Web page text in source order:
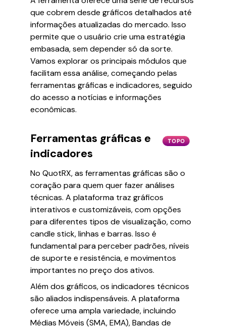
que cobrem desde gráficos detalhados até
informações atualizadas do mercado. Isso
permite que o usuário crie uma estratégia
embasada, sem depender só da sorte.
Vamos explorar os principais módulos que
facilitam essa análise, começando pelas
ferramentas gráficas e indicadores, seguido
do acesso a notícias e informações
econômicas.
TOPO
Ferramentas gráficas e
indicadores
No QuotRX, as ferramentas gráficas são o
coração para quem quer fazer análises
técnicas. A plataforma traz gráficos
interativos e customizáveis, com opções
para diferentes tipos de visualização, como
candle stick, linhas e barras. Isso é
fundamental para perceber padrões, níveis
de suporte e resistência, e movimentos
importantes no preço dos ativos.
Além dos gráficos, os indicadores técnicos
são aliados indispensáveis. A plataforma
oferece uma ampla variedade, incluindo
Médias Móveis (SMA, EMA), Bandas de